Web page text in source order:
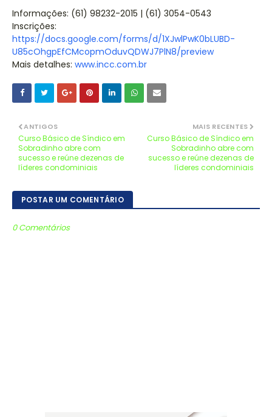
Informações: (61) 98232-2015 | (61) 3054-0543
Inscrições:
https://docs.google.com/forms/d/1XJwlPwK0bLUBD-
U85cOhgpEfCMcopmOduvQDWJ7PlN8/preview
Mais detalhes: www.incc.com.br
MAIS RECENTES
Curso Básico de Síndico em
Sobradinho abre com
sucesso e reúne dezenas de
líderes condominiais
ANTIGOS
Curso Básico de Síndico em
Sobradinho abre com
sucesso e reúne dezenas de
líderes condominiais
POSTAR UM COMENTÁRIO
0 Comentários